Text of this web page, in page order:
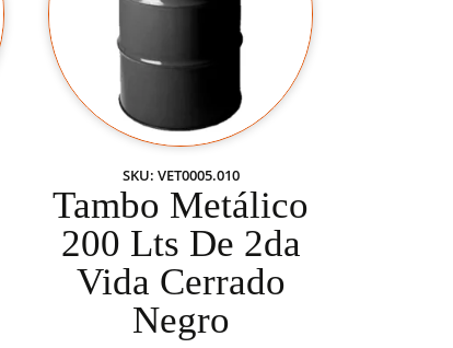
SKU: VET0005.010
Tambo Metálico
200 Lts De 2da
Vida Cerrado
Negro